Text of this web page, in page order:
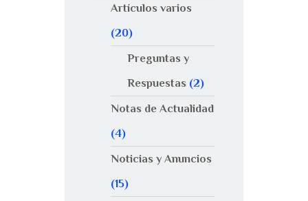
Artículos varios
(20)
Preguntas y
Respuestas (2)
Notas de Actualidad
(4)
Noticias y Anuncios
(15)